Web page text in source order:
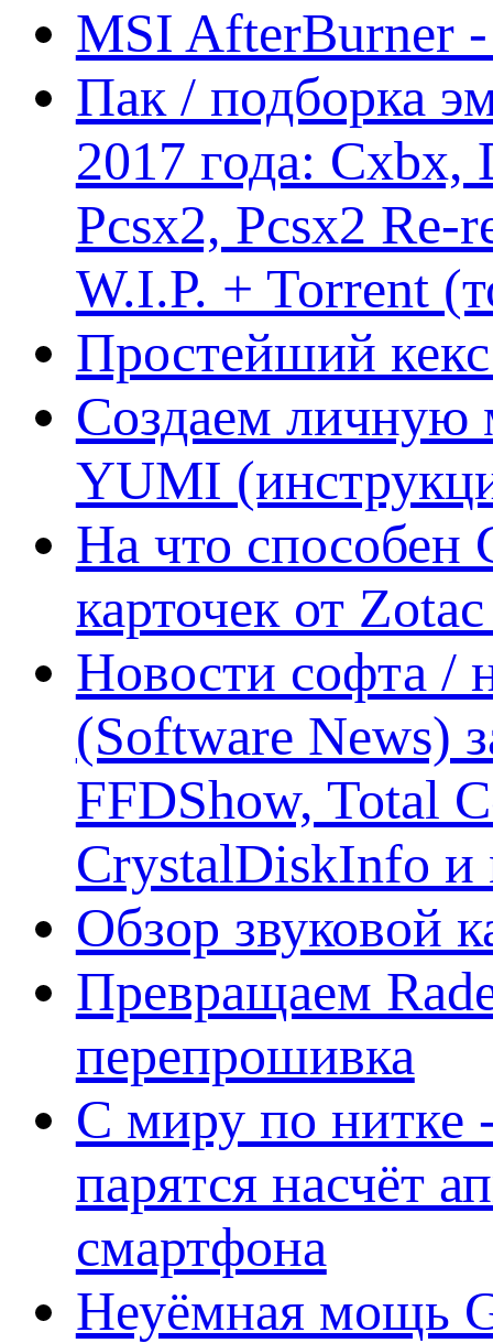
MSI AfterBurner
Пак / подборка
2017 года:
Pcsx2, Pcsx2
W.I.P. + Torrent
Простейший кекс
Создаем личную
YUMI
На что способен
карточек от
Новости софта /
(Software News)
FFDShow, Total
CrystalDiskInfo и
Обзор звуковой
Превращаем
перепрошивка
С миру по нитке
парятся насчёт
смартфона
Неуёмная мощь